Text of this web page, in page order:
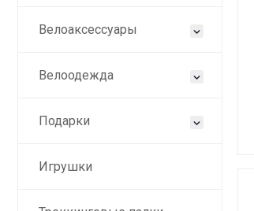
Велоаксессуары
Велоодежда
Подарки
Игрушки